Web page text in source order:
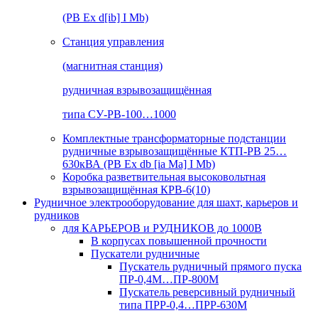
(РВ Ex d[ib] I Mb)
Станция управления
(магнитная станция)
рудничная взрывозащищённая
типа СУ-РВ-100…1000
Комплектные трансформаторные подстанции
рудничные взрывозащищённые КТП-РВ 25…
630кВА (РВ Ex db [ia Ma] I Mb)
Коробка разветвительная высоковольтная
взрывозащищённая КРВ-6(10)
Рудничное электрооборудование для шахт, карьеров и
рудников
для КАРЬЕРОВ и РУДНИКОВ до 1000В
В корпусах повышенной прочности
Пускатели рудничные
Пускатель рудничный прямого пуска
ПР-0,4М…ПР-800М
Пускатель реверсивный рудничный
типа ПРР-0,4…ПРР-630М